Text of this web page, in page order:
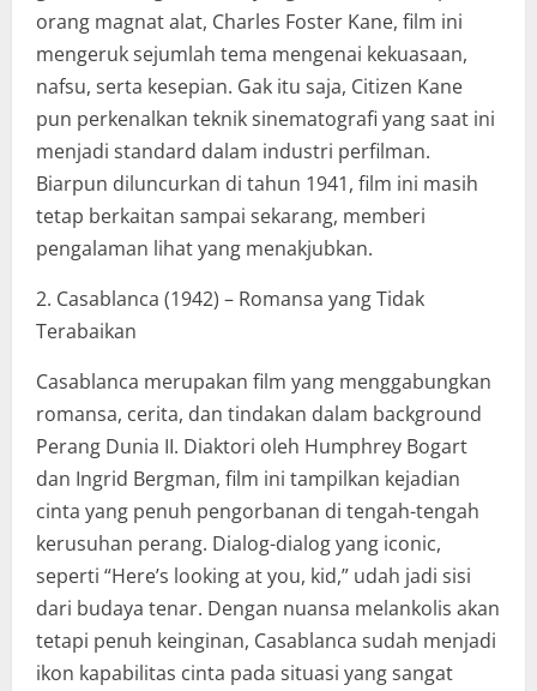
orang magnat alat, Charles Foster Kane, film ini
mengeruk sejumlah tema mengenai kekuasaan,
nafsu, serta kesepian. Gak itu saja, Citizen Kane
pun perkenalkan teknik sinematografi yang saat ini
menjadi standard dalam industri perfilman.
Biarpun diluncurkan di tahun 1941, film ini masih
tetap berkaitan sampai sekarang, memberi
pengalaman lihat yang menakjubkan.
2. Casablanca (1942) – Romansa yang Tidak
Terabaikan
Casablanca merupakan film yang menggabungkan
romansa, cerita, dan tindakan dalam background
Perang Dunia II. Diaktori oleh Humphrey Bogart
dan Ingrid Bergman, film ini tampilkan kejadian
cinta yang penuh pengorbanan di tengah-tengah
kerusuhan perang. Dialog-dialog yang iconic,
seperti “Here’s looking at you, kid,” udah jadi sisi
dari budaya tenar. Dengan nuansa melankolis akan
tetapi penuh keinginan, Casablanca sudah menjadi
ikon kapabilitas cinta pada situasi yang sangat